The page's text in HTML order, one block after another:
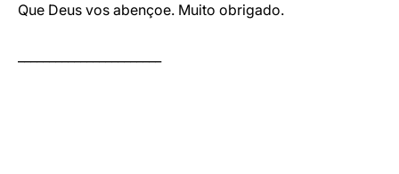
Que Deus vos abençoe. Muito obrigado.